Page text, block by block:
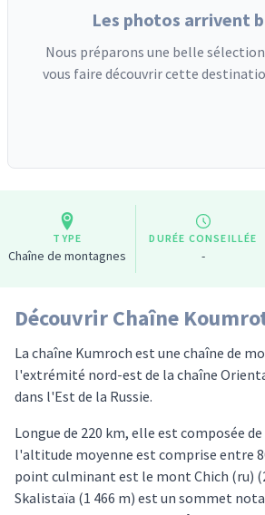
Les photos arrivent
Nous préparons une belle
vous faire découvrir cette
TYPE
Chaîne de montagnes
DURÉE CONSEILLÉE
-
Découvrir Chaîne
La chaîne Kumroch est une chaîne de
l'extrémité nord-est de la chaîne
dans l'Est de la Russie.
Longue de 220 km, elle est composée
l'altitude moyenne est comprise entre
point culminant est le mont Chich (ru)
Skalistaïa (1 466 m) est un sommet